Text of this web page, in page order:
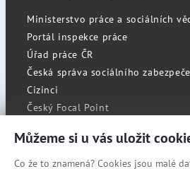
Ministerstvo práce a sociálních
Portál inspekce práce
Úřad práce ČR
Česká správa sociálního
Cizinci
Český Focal Point
Můžeme si u vás uložit
Co že to znamená? Cookies jsou malé